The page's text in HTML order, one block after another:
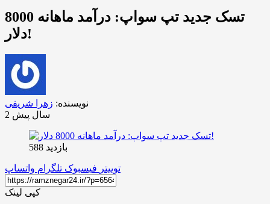
تسک جدید تپ سواپ: درآمد ماهانه 8000
دلار!
نویسنده: زهرا شریفی
2 سال پیش
بازدید 588
توییتر فیسبوک تلگرام واتساپ
کپی لینک